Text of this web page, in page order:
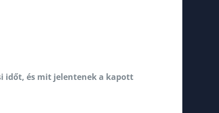
időt, és mit jelentenek a kapott